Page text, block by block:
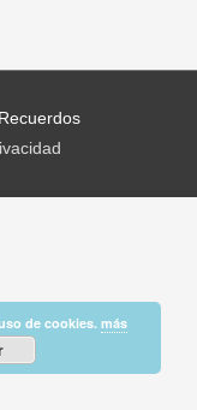
de cookies.más